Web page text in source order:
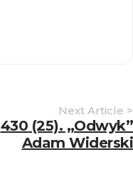
Next Article >
430 (25). „Odwyk”
Adam Widerski